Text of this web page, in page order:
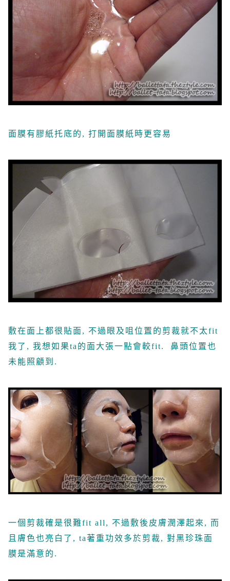
面膜有膠紙托底的, 打開面膜紙時更容易
敷在面上都很貼面, 不過眼及咀位置的剪裁就不太fit
我了, 我想如果ta的面大張一點會較fit. 鼻頭位置也
未能照顧到.
一個剪裁確是很難fit all, 不過敷後皮膚潤澤起來, 而
且膚色也亮白了, ta著重功效多於剪裁, 對黑珍珠面
膜是滿意的.